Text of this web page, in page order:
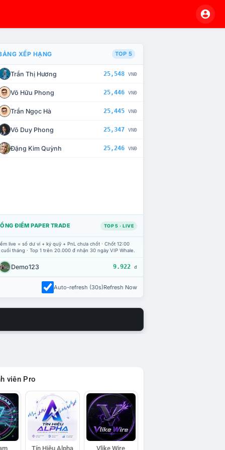
CHẾ TÀI XỬ LÝ VI PHẠM
XẾP HẠNG TOP 5
Trần Thị Hương 25,548 VNĐ
Võ Hữu Phong 25,446 VNĐ
Trần Ngọc Hà 25,445 VNĐ
Võ Duy Phong 25,347 VNĐ
Đặng Kim Quỳnh 25,246 VNĐ
ĐIỂM PAPER TRADE TOP 5 · LIVE
live = số dư ví + ký quỹ + PnL chưa chốt · Chốt 12:00
tháng · Top 1 trên 20.000 đ nhận 30 ngày VIP Whale.
Demo123 9.922 đ
Auto-refresh (30s)Refresh Now
viên Pro
Tín Hiệu Alpha Vlike Wire